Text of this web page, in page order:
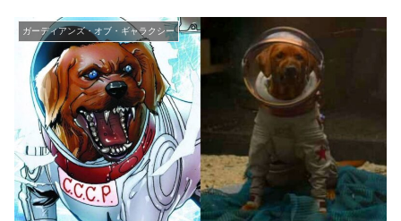
ガーディアンズ・オブ・ギャラクシー